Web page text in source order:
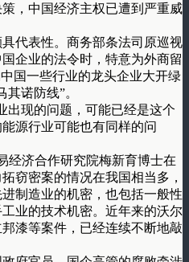
，中国经济主权已遭到严重威
表性。商务部条法司原巡视
企业的法令时，特意为外商留
国一些行业的龙头企业大开绿
诺防线”。
现的问题，可能已经是这个
源行业可能也有同样的问
济合作研究院梅新育博士在
窃密案的情况在我国相当多，
制造业的机密，也包括一般性
业的技术机密。近年来的沃尔
漆等案件，已经连续不断地敲